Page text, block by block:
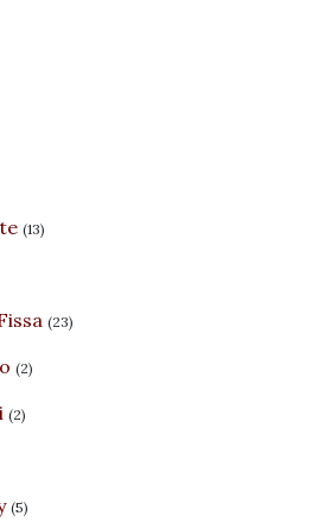
(13)
(23)
(2)
(2)
(5)